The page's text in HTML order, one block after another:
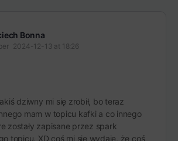
Bonna
2024-12-13 at 18:26
dziwny mi się zrobił, bo teraz
mam w topicu kafki a co innego
zostały zapisane przez spark
topicu. XD coś mi się wydaje, że coś